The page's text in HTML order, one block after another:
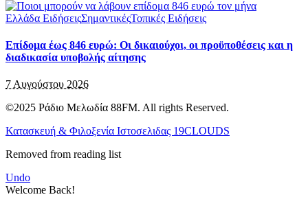
Ελλάδα ΕιδήσειςΣημαντικέςΤοπικές Ειδήσεις
Επίδομα έως 846 ευρώ: Οι δικαιούχοι, οι προϋποθέσεις και η
διαδικασία υποβολής αίτησης
7 Αυγούστου 2026
©2025 Ράδιο Μελωδία 88FM. All rights Reserved.
Κατασκευή & Φιλοξενία Ιστοσελιδας 19CLOUDS
Removed from reading list
Undo
Welcome Back!